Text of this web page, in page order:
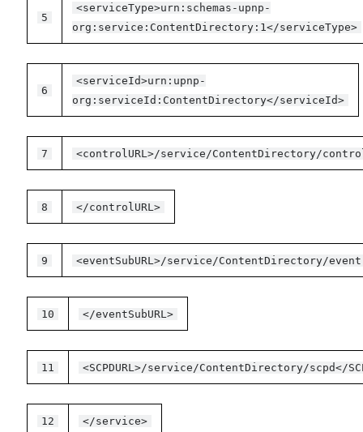
5
<serviceType>urn:schemas-upnp-
org:service:ContentDirectory:1</serviceType>
6
<serviceId>urn:upnp-
org:serviceId:ContentDirectory</serviceId>
7 <controlURL>/service/ContentDirectory/
8 </controlURL>
9 <eventSubURL>/service/ContentDirectory/event
10 </eventSubURL>
11 <SCPDURL>/service/ContentDirectory/scpd</
12 </service>